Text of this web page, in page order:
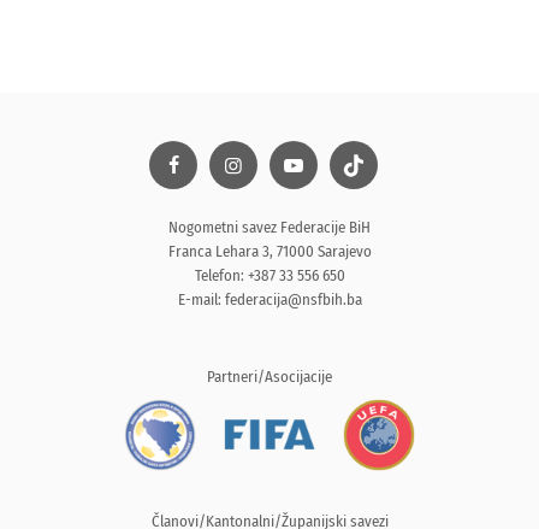
Nogometni savez Federacije BiH
Franca Lehara 3, 71000 Sarajevo
Telefon: +387 33 556 650
E-mail: federacija@nsfbih.ba
Partneri/Asocijacije
Članovi/Kantonalni/Županijski savezi